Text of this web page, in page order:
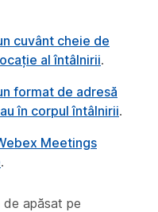
cuvânt cheie de
al întâlnirii.
format de adresă
în corpul întâlnirii.
Meetings
.
de apăsat pe